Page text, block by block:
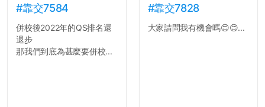
#靠交7584
併校後2022年的QS排名還
退步
那我們到底為甚麼要併校...
#靠交7828
大家請問我有機會嗎😊😊...